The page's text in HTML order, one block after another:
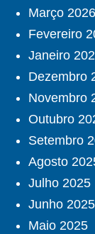
Março 2026
Fevereiro
Janeiro
Dezembro
Novembro
Outubro
Setembro
Agosto
Julho 2025
Junho 2025
Maio 2025